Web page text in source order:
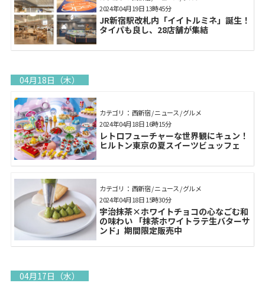
JR新宿駅改札内「イイトルミネ」誕生！
タイパも良し、28店舗が集結
2024年04月19日 13時45分
04月18日（木）
カテゴリ： 西新宿 / ニュース / グルメ
レトロフューチャーな世界観にキュン！
ヒルトン東京の夏スイーツビュッフェ
2024年04月18日 16時15分
カテゴリ： 西新宿 / ニュース / グルメ
宇治抹茶×ホワイトチョコの心なごむ和
の味わい 「抹茶ホワイトラテ生バターサ
ンド」期間限定販売中
2024年04月18日 15時30分
04月17日（水）